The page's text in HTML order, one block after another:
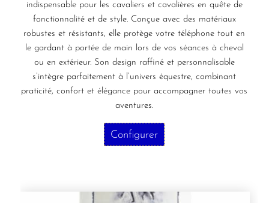
indispensable pour les cavaliers et cavalières en quête de
fonctionnalité et de style. Conçue avec des matériaux
robustes et résistants, elle protège votre téléphone tout en
le gardant à portée de main lors de vos séances à cheval
ou en extérieur. Son design raffiné et personnalisable
s’intègre parfaitement à l’univers équestre, combinant
praticité, confort et élégance pour accompagner toutes vos
aventures.
Configurer